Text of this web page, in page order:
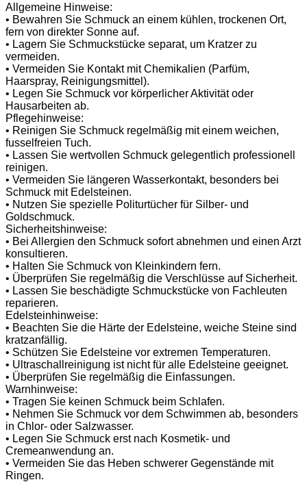
Allgemeine Hinweise:
• Bewahren Sie Schmuck an einem kühlen, trockenen Ort,
fern von direkter Sonne auf.
• Lagern Sie Schmuckstücke separat, um Kratzer zu
vermeiden.
• Vermeiden Sie Kontakt mit Chemikalien (Parfüm,
Haarspray, Reinigungsmittel).
• Legen Sie Schmuck vor körperlicher Aktivität oder
Hausarbeiten ab.
Pflegehinweise:
• Reinigen Sie Schmuck regelmäßig mit einem weichen,
fusselfreien Tuch.
• Lassen Sie wertvollen Schmuck gelegentlich professionell
reinigen.
• Vermeiden Sie längeren Wasserkontakt, besonders bei
Schmuck mit Edelsteinen.
• Nutzen Sie spezielle Politurtücher für Silber- und
Goldschmuck.
Sicherheitshinweise:
• Bei Allergien den Schmuck sofort abnehmen und einen Arzt
konsultieren.
• Halten Sie Schmuck von Kleinkindern fern.
• Überprüfen Sie regelmäßig die Verschlüsse auf Sicherheit.
• Lassen Sie beschädigte Schmuckstücke von Fachleuten
reparieren.
Edelsteinhinweise:
• Beachten Sie die Härte der Edelsteine, weiche Steine sind
kratzanfällig.
• Schützen Sie Edelsteine vor extremen Temperaturen.
• Ultraschallreinigung ist nicht für alle Edelsteine geeignet.
• Überprüfen Sie regelmäßig die Einfassungen.
Warnhinweise:
• Tragen Sie keinen Schmuck beim Schlafen.
• Nehmen Sie Schmuck vor dem Schwimmen ab, besonders
in Chlor- oder Salzwasser.
• Legen Sie Schmuck erst nach Kosmetik- und
Cremeanwendung an.
• Vermeiden Sie das Heben schwerer Gegenstände mit
Ringen.